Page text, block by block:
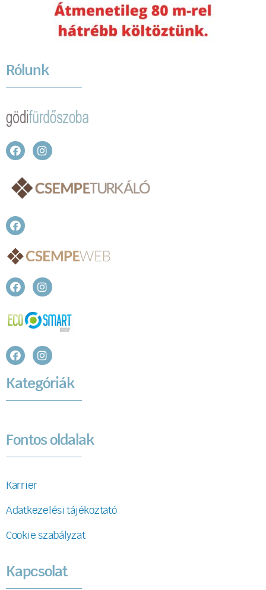
Rólunk
Kategóriák
Fontos oldalak
Karrier
Adatkezelési tájékoztató
Cookie szabályzat
Kapcsolat